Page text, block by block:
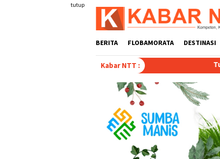
tutup
BERITA FLOBAMORATA DESTINASI
Kabar NTT :Tulis Disertasi